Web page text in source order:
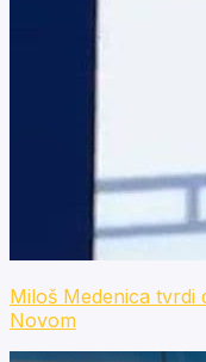
Miloš Medenica tvrdi
Novom